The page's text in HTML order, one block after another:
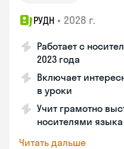
РУДН • 2028 г.
Работает с
2023 года
Включает
в уроки
Учит грамотно
носителями языка
Читать дальше